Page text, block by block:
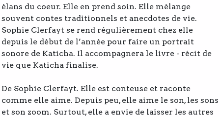
élans du coeur. Elle en prend soin. Elle mélange
souvent contes traditionnels et anecdotes de vie.
Sophie Clerfayt se rend régulièrement chez elle
depuis le début de l’année pour faire un portrait
sonore de Katicha. Il accompagnera le livre - récit de
vie que Katicha finalise.
De Sophie Clerfayt. Elle est conteuse et raconte
comme elle aime. Depuis peu, elle aime le son, les sons
et son zoom. Surtout, elle a envie de laisser les autres